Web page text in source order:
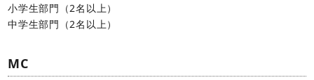
小学生部門（2名以上）
中学生部門（2名以上）
MC